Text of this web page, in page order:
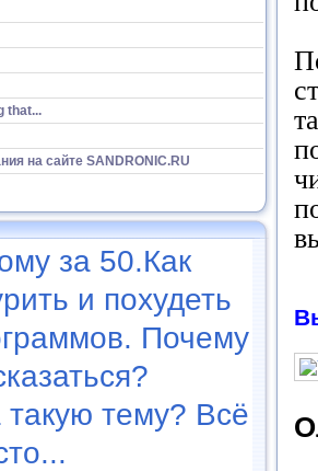
that...
на сайте SANDRONIC.RU
за 50.Как
и похудеть
Почему
тему? Всё